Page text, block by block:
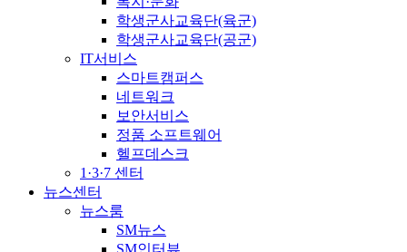
학생군사교육단(육군)
학생군사교육단(공군)
IT서비스
스마트캠퍼스
네트워크
보안서비스
정품 소프트웨어
헬프데스크
1·3·7 센터
뉴스센터
뉴스룸
SM뉴스
SM인터뷰